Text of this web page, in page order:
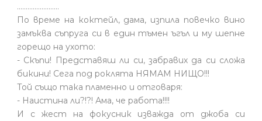
........................
По време на коктейл, дама, изпила повечко вино
замъква съпруга си в един тъмен ъгъл и му шепне
горещо на ухото:
- Скъпи! Представяш ли си, забравих да си сложа
бикини! Сега под роклята НЯМАМ НИЩО!!!
Той също така пламенно и отговаря:
- Наистина ли?!?! Ама, че работа!!!!
И с жест на фокусник изважда от джоба си